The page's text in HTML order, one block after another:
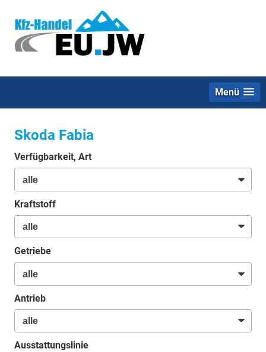
Menü
Skoda Fabia
Verfügbarkeit, Art
Kraftstoff
Getriebe
Antrieb
Ausstattungslinie